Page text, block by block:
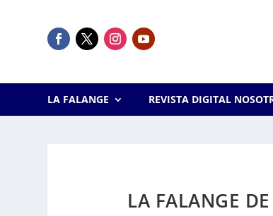
LA FALANGE REVISTA DIGITAL
LA FALANGE